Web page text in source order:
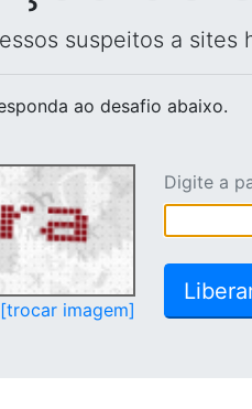
suspeitos a sites
ao desafio abaixo.
[trocar imagem]
Digite a